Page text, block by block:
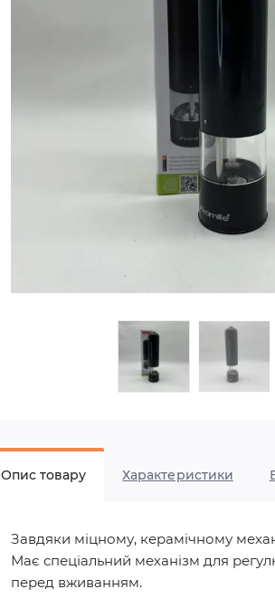
Опис товару Характеристики
Завдяки міцному, керамічному
Має спеціальний механізм для
перед вживанням.